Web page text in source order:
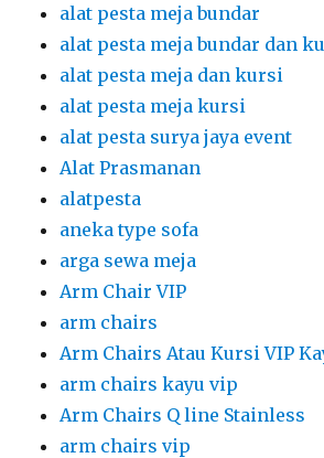
alat pesta meja bundar
alat pesta meja bundar dan
alat pesta meja dan kursi
alat pesta meja kursi
alat pesta surya jaya event
Alat Prasmanan
alatpesta
aneka type sofa
arga sewa meja
Arm Chair VIP
arm chairs
Arm Chairs Atau Kursi VIP
arm chairs kayu vip
Arm Chairs Q line Stainless
arm chairs vip